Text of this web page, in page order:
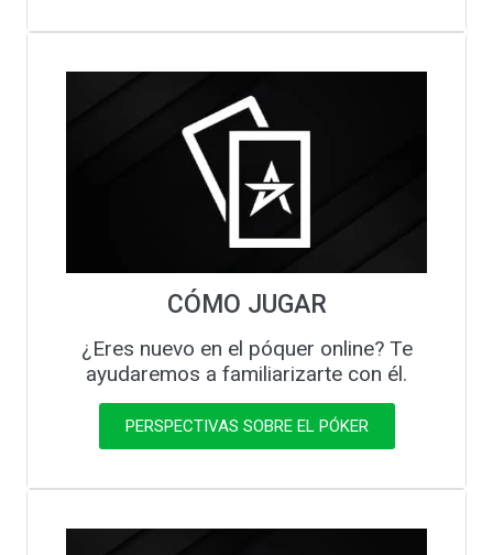
CÓMO JUGAR
¿Eres nuevo en el póquer online? Te
ayudaremos a familiarizarte con él.
PERSPECTIVAS SOBRE EL PÓKER